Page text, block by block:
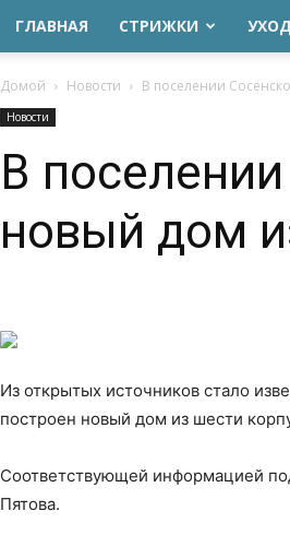
ГЛАВНАЯ СТРИЖКИ
Домой Новости В поселении
Новости
В
новый дом
Из открытых источников стало
построен новый дом из шести
Соответствующей информацией
Пятова.